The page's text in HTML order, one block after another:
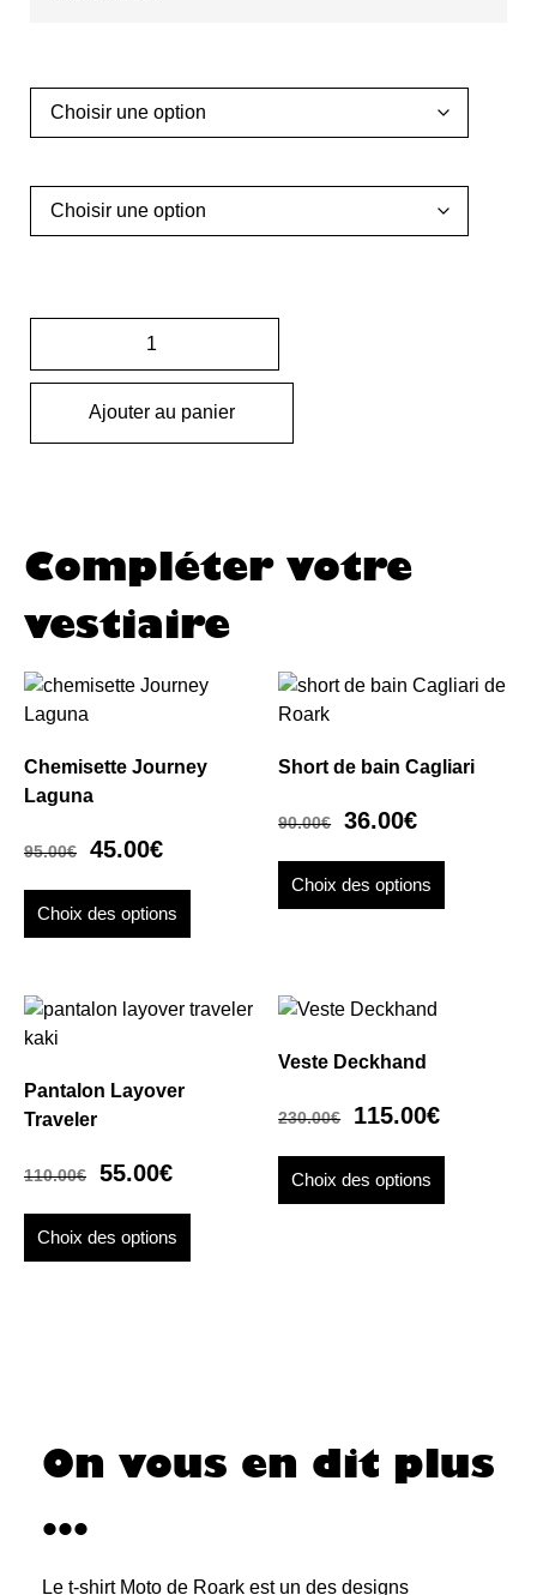
Ajouter au panier
Compléter votre
vestiaire
Chemisette Journey
Laguna
95.00€ 45.00€
Choix des options
Short de bain Cagliari
90.00€ 36.00€
Choix des options
Pantalon Layover
Traveler
110.00€ 55.00€
Choix des options
Veste Deckhand
230.00€ 115.00€
Choix des options
On vous en dit plus
...
Le t-shirt Moto de Roark est un des designs